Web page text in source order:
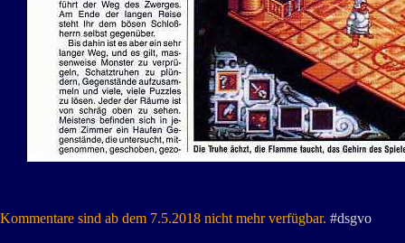
Kommentare sind ab dem 7.5.2018 nicht mehr verfügbar. #dsgvo